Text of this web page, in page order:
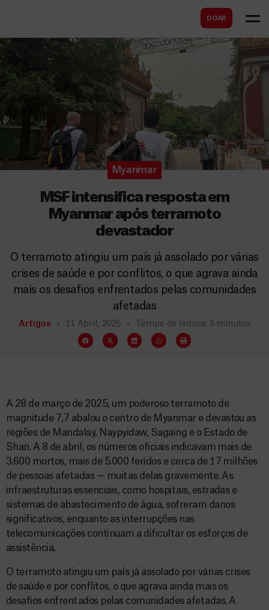
DOAR
a
Myanmar
MSF intensifica resposta em
Myanmar após terramoto
devastador
O terramoto atingiu um país já assolado por várias
crises de saúde e por conflitos, o que agrava ainda
mais os desafios enfrentados pelas comunidades
afetadas
Artigos 11 Abril, 2025 Tempo de leitura: 5 minutos
A 28 de março de 2025, um poderoso terramoto de
magnitude 7,7 abalou o centro de Myanmar e devastou as
regiões de Mandalay, Naypyidaw, Sagaing e o Estado de
Shan. A 8 de abril, os números oficiais indicavam mais de
3.600 mortos, mais de 5.000 feridos e cerca de 17 milhões
de pessoas afetadas — muitas delas gravemente. As
infraestruturas essenciais, como hospitais, estradas e
sistemas de abastecimento de água, sofreram danos
significativos, enquanto as interrupções nas
telecomunicações continuam a dificultar os esforços de
assistência.
O terramoto atingiu um país já assolado por várias crises
de saúde e por conflitos, o que agrava ainda mais os
desafios enfrentados pelas comunidades afetadas. A
s
c
r